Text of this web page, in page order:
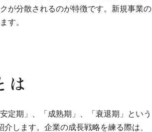
が分散されるのが特徴です。新規事業の
す。
は
定期」、「成熟期」、「衰退期」という
します。企業の成長戦略を練る際は、